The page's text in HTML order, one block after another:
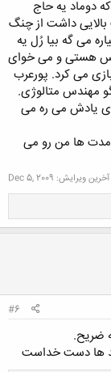
دوماد یه حاج
داشت از چنگ
می گه بیا رُل یه
هستی و می خوای
می کرد. پورعرب
مهندس متالوژی.
یادش می ره می
مدت ها من رو می
آخرین ویرایش: Dec 5, 2009
#6
ضریح.
ها دست خداست